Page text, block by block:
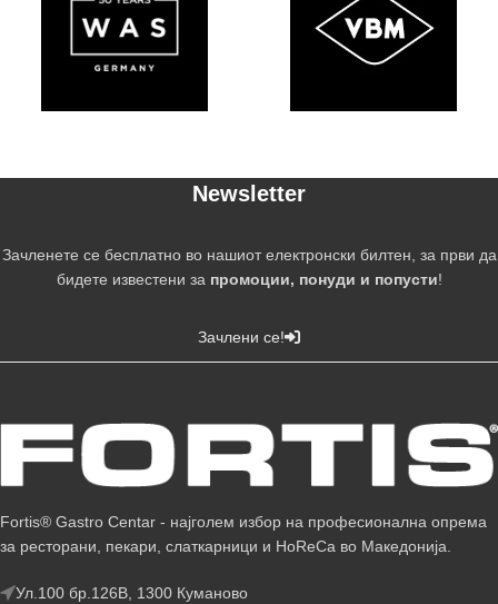
Newsletter
Зачленете се бесплатно во нашиот електронски билтен, за први да
бидете известени за промоции, понуди и попусти!
Зачлени се!
Fortis® Gastro Centar - најголем избор на професионална опрема
за ресторани, пекари, слаткарници и HoReCa во Македонија.
Ул.100 бр.126В, 1300 Куманово